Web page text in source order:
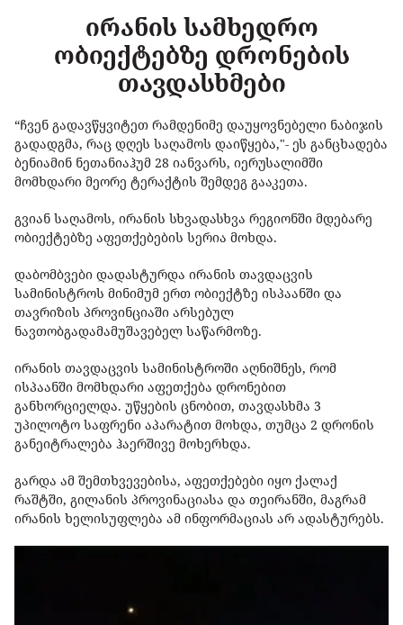
ირანის სამხედრო
ობიექტებზე დრონების
თავდასხმები
“ჩვენ გადავწყვიტეთ რამდენიმე დაუყოვნებელი ნაბიჯის
გადადგმა, რაც დღეს საღამოს დაიწყება,"- ეს განცხადება
ბენიამინ ნეთანიაჰუმ 28 იანვარს, იერუსალიმში
მომხდარი მეორე ტერაქტის შემდეგ გააკეთა.
გვიან საღამოს, ირანის სხვადასხვა რეგიონში მდებარე
ობიექტებზე აფეთქებების სერია მოხდა.
დაბომბვები დადასტურდა ირანის თავდაცვის
სამინისტროს მინიმუმ ერთ ობიექტზე ისპაანში და
თავრიზის პროვინციაში არსებულ
ნავთობგადამამუშავებელ საწარმოზე.
ირანის თავდაცვის სამინისტროში აღნიშნეს, რომ
ისპაანში მომხდარი აფეთქება დრონებით
განხორციელდა. უწყების ცნობით, თავდასხმა 3
უპილოტო საფრენი აპარატით მოხდა, თუმცა 2 დრონის
განეიტრალება ჰაერშივე მოხერხდა.
გარდა ამ შემთხვევებისა, აფეთქებები იყო ქალაქ
რაშტში, გილანის პროვინაციასა და თეირანში, მაგრამ
ირანის ხელისუფლება ამ ინფორმაციას არ ადასტურებს.